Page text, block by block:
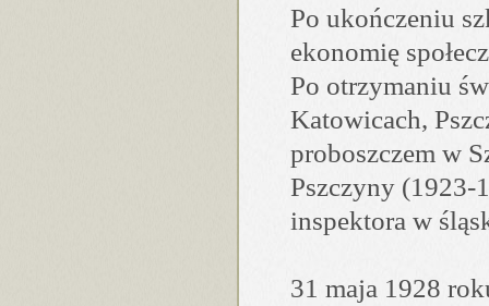
Po ukończeniu
ekonomię
Po otrzymaniu
Katowicach,
proboszczem w
Pszczyny (1923-
inspektora w
31 maja 1928